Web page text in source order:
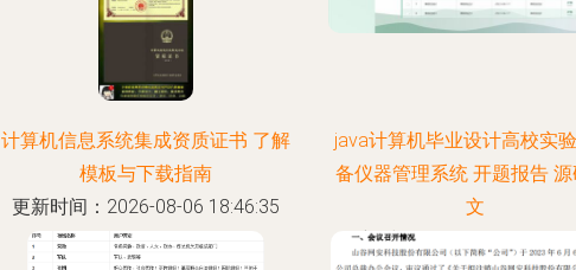
计算机信息系统集成资质证书 了解
模板与下载指南
更新时间：2026-08-06 18:46:35
java计算机毕业设计高校实
备仪器管理系统 开题报告
文
更新时间：2026-08-06